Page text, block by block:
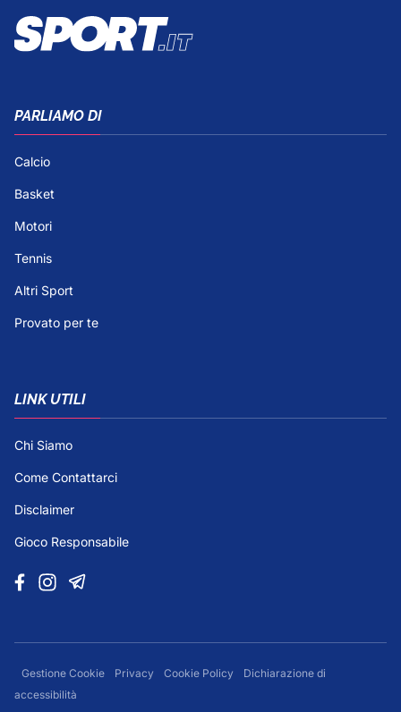
PARLIAMO DI
Calcio
Basket
Motori
Tennis
Altri Sport
Provato per te
LINK UTILI
Chi Siamo
Come Contattarci
Disclaimer
Gioco Responsabile
Gestione Cookie Privacy Cookie Policy
Dichiarazione di
accessibilità